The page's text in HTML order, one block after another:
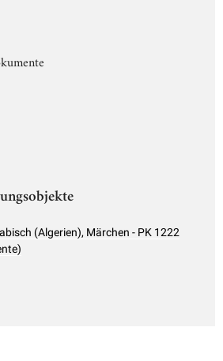
(Algerien), Märchen - PK 1222